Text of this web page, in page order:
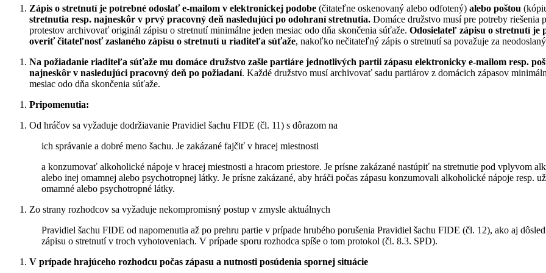
Zápis o stretnutí je potrebné odoslať e-mailom v elektronickej podobe (čitateľne oskenovaný alebo odfotený) alebo poštou
stretnutia resp. najneskôr v prvý pracovný deň nasledujúci po odohraní stretnutia. Domáce družstvo musí pre potreby riešenia
protestov archivovať originál zápisu o stretnutí minimálne jeden mesiac odo dňa skončenia súťaže. Odosielateľ zápisu o stretnutí je
overiť čitateľnosť zaslaného zápisu o stretnutí u riaditeľa súťaže, nakoľko nečitateľný zápis o stretnutí sa považuje za
Na požiadanie riaditeľa súťaže mu domáce družstvo zašle partiáre jednotlivých partii zápasu elektronicky e-mailom resp.
najneskôr v nasledujúci pracovný deň po požiadaní. Každé družstvo musí archivovať sadu partiárov z domácich zápasov
mesiac odo dňa skončenia súťaže.
Pripomenutia:
Od hráčov sa vyžaduje dodržiavanie Pravidiel šachu FIDE (čl. 11) s dôrazom na
ich správanie a dobré meno šachu. Je zakázané fajčiť v hracej miestnosti
a konzumovať alkoholické nápoje v hracej miestnosti a hracom priestore. Je prísne zakázané nastúpiť na stretnutie pod vplyvom
alebo inej omamnej alebo psychotropnej látky. Je prísne zakázané, aby hráči počas zápasu konzumovali alkoholické nápoje resp.
omamné alebo psychotropné látky.
Zo strany rozhodcov sa vyžaduje nekompromisný postup v zmysle aktuálnych
Pravidiel šachu FIDE od napomenutia až po prehru partie v prípade hrubého porušenia Pravidiel šachu FIDE (čl. 12), ako aj
zápisu o stretnutí v troch vyhotoveniach. V prípade sporu rozhodca spíše o tom protokol (čl. 8.3. SPD).
V prípade hrajúceho rozhodcu počas zápasu a nutnosti posúdenia spornej situácie